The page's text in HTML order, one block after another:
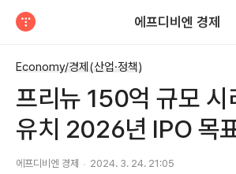
에프디비엔 경제
Economy/경제(산업·정책)
프리뉴 150억 규모 시
유치 2026년 IPO 목
에프디비엔 경제 2024. 3. 24. 21:05